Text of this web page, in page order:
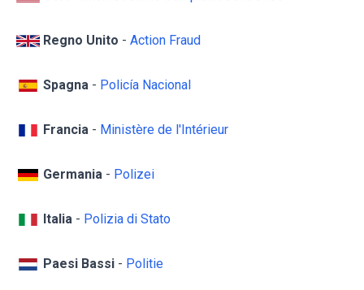
Regno Unito - Action Fraud
Spagna - Policía Nacional
Francia - Ministère de l'Intérieur
Germania - Polizei
Italia - Polizia di Stato
Paesi Bassi - Politie